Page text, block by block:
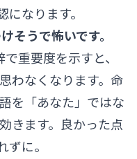
なります。
そうで怖いです。
重要度を示すと、
わなくなります。命
を「あなた」ではな
きます。良かった点
ずに。